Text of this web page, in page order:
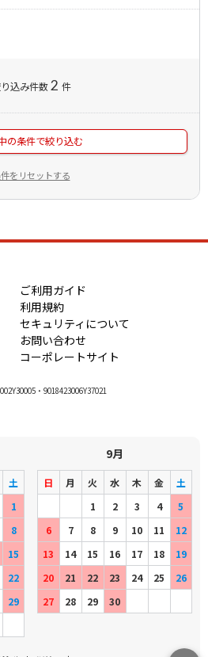
込み件数 2 件
の条件で絞り込む
をリセットする
ご利用ガイド
利用規約
セキュリティについて
お問い合わせ
コーポレートサイト
・9018423006Y37021
土
1
8
15
22
29
9月
日 月 火 水 木 金
土
1
2 3 4
5
6
7 8 9 10 11
12
13
14 15 16 17 18
19
20
21 22 23 24 25
26
27
28 29 30